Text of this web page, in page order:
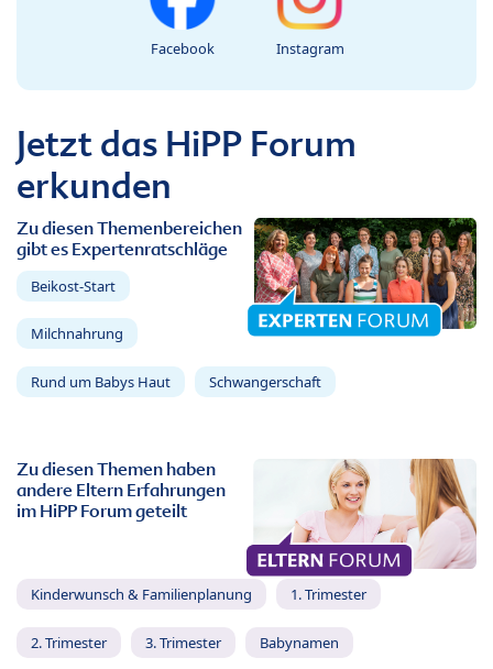
Facebook Instagram
Jetzt das HiPP Forum
erkunden
Zu diesen Themenbereichen
gibt es Expertenratschläge
Beikost-Start
Milchnahrung
Rund um Babys Haut Schwangerschaft
Zu diesen Themen haben
andere Eltern Erfahrungen
im HiPP Forum geteilt
Kinderwunsch & Familienplanung 1. Trimester
2. Trimester 3. Trimester Babynamen